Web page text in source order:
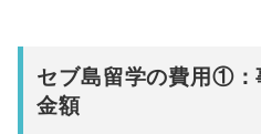
セブ島留学の費用①：
金額